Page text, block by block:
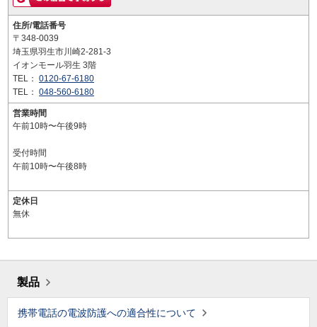
住所/電話番号
〒348-0039
埼玉県羽生市川崎2-281-3
イオンモール羽生 3階
TEL： 0120-67-6180
TEL： 048-560-6180
営業時間
午前10時〜午後9時
受付時間
午前10時〜午後8時
定休日
無休
製品
携帯電話の電波防護への適合性について